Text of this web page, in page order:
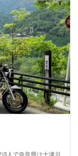
3人で奈良県は十津川